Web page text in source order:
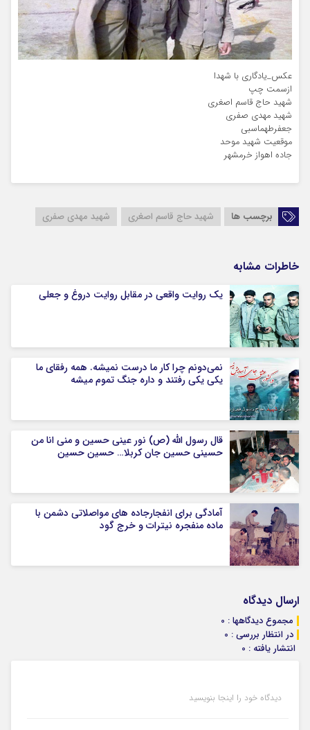
عکس_یادگاری با شهدا
ازسمت چپ
شهید حاج قاسم اصغری
شهید مهدی صفری
جعفرطهماسبی
موقعیت شهید موحد
جاده اهواز خرمشهر
برچسب ها شهید حاج قاسم اصغری شهید مهدی صفری
خاطرات مشابه
یک روایت واقعی در مقابل روایت دروغ و جعلی
نمی‌دونم چرا کار ما درست نمیشه. همه رفقای ما
یکی یکی رفتند و داره جنگ تموم میشه
قال رسول الله (ص) نور عینی حسین و منی انا من
حسینی حسین جان کربلا… حسین حسین
آمادگی برای انفجارجاده های مواصلاتی دشمن با
ماده منفجره نیترات و خرج گود
ارسال دیدگاه
مجموع دیدگاهها : 0
در انتظار بررسی : 0
انتشار یافته : 0
دیدگاه خود را اینجا بنویسید